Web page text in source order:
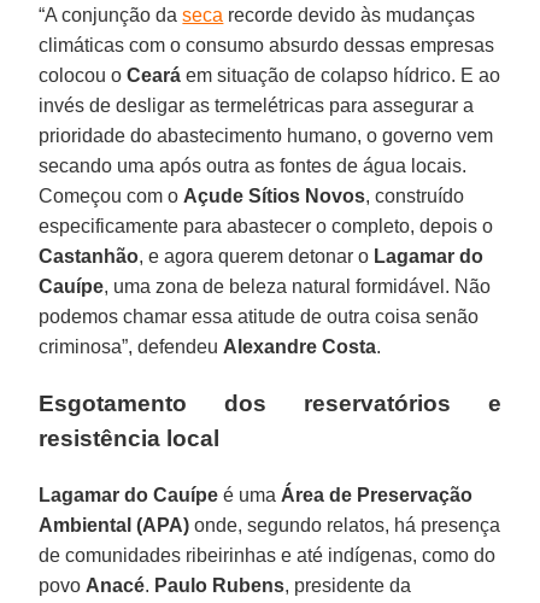
“A conjunção daseca recorde devido às mudanças
climáticas com o consumo absurdo dessas empresas
colocou oCeará em situação de colapso hídrico. E ao
invés de desligar as termelétricas para assegurar a
prioridade do abastecimento humano, o governo vem
secando uma após outra as fontes de água locais.
Começou com o Açude Sítios Novos, construído
especificamente para abastecer o completo, depois o
Castanhão, e agora querem detonar o Lagamar do
Cauípe, uma zona de beleza natural formidável. Não
podemos chamar essa atitude de outra coisa senão
criminosa”, defendeu Alexandre Costa.
Esgotamento dos reservatórios e
resistência local
Lagamar do Cauípe é uma Área de Preservação
Ambiental (APA) onde, segundo relatos, há presença
de comunidades ribeirinhas e até indígenas, como do
povo Anacé. Paulo Rubens, presidente da